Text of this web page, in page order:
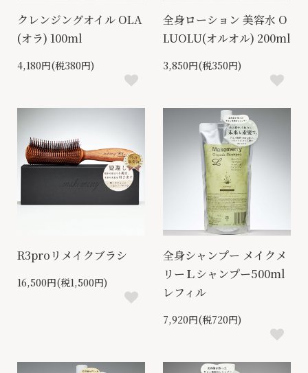
クレンジングオイル OLA
(オラ) 100ml
4,180円(税380円)
全身ローション 美容水 O
LUOLU(オルオル) 200ml
3,850円(税350円)
R3proリメイクブラシ
16,500円(税1,500円)
全身シャンプー メイクメ
リーＬシャンプー500ml
レフィル
7,920円(税720円)